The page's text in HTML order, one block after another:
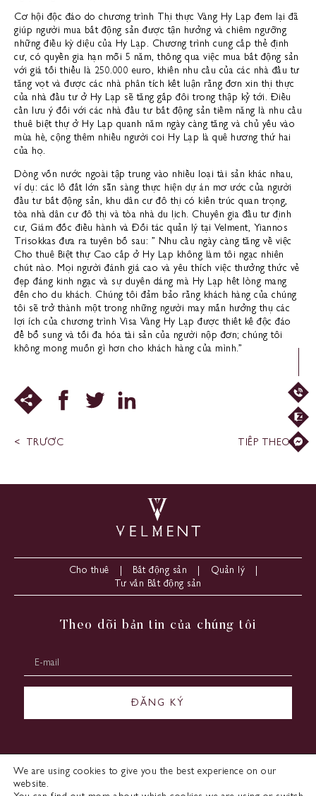
Cơ hội độc đáo do chương trình Thị thực Vàng Hy Lạp đem lại đã
giúp người mua bất động sản được tận hưởng và chiêm ngưỡng
những điều kỳ diệu của Hy Lạp. Chương trình cung cấp thẻ định
cư, có quyền gia hạn mỗi 5 năm, thông qua việc mua bất động sản
với giá tối thiểu là 250.000 euro, khiến nhu cầu của các nhà đầu tư
tăng vọt và được các nhà phân tích kết luận rằng đơn xin thị thực
của nhà đầu tư ở Hy Lạp sẽ tăng gấp đôi trong thập kỷ tới. Điều
cần lưu ý đối với các nhà đầu tư bất động sản tiềm năng là nhu cầu
thuê biệt thự ở Hy Lạp quanh năm ngày càng tăng và chủ yếu vào
mùa hè, cộng thêm nhiều người coi Hy Lạp là quê hương thứ hai
của họ.
Dòng vốn nước ngoài tập trung vào nhiều loại tài sản khác nhau,
ví dụ: các lô đất lớn sẵn sàng thực hiện dự án mơ ước của người
đầu tư bất động sản, khu dân cư đô thị có kiến trúc quan trọng,
tòa nhà dân cư đô thị và tòa nhà du lịch. Chuyên gia đầu tư định
cư, Giám đốc điều hành và Đối tác quản lý tại Velment, Yiannos
Trisokkas đưa ra tuyên bố sau: ” Nhu cầu ngày càng tăng về việc
Cho thuê Biệt thự Cao cấp ở Hy Lạp không làm tôi ngạc nhiên
chút nào. Mọi người đánh giá cao và yêu thích việc thưởng thức vẻ
đẹp đáng kinh ngạc và sự duyên dáng mà Hy Lạp hết lòng mang
đến cho du khách. Chúng tôi đảm bảo rằng khách hàng của chúng
tôi sẽ trở thành một trong những người may mắn hưởng thụ các
lợi ích của chương trình Visa Vàng Hy Lạp được thiết kế độc đáo
để bổ sung và tối đa hóa tài sản của người nộp đơn; chúng tôi
không mong muốn gì hơn cho khách hàng của mình.”
TRƯỚC TIẾP THEO
Cho thuê Bất động sản
Quản lý
Tư vấn Bất động sản
Theo dõi bản tin của chúng tôi
We are using cookies to give you the best experience on our
website.